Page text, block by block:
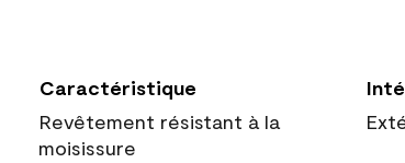
Caractéristique
Revêtement résistant à la
moisissure